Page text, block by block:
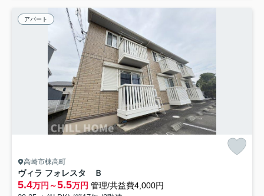
アパート
高崎市棟高町
ヴィラ フォレスタ Ｂ
5.4万円～5.5万円 管理/共益費4,000円